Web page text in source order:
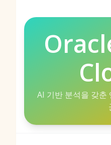
AI 기반 분석을 갖춘